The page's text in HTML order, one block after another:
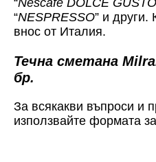
“NESPRESSO” и други.
внос от Италия.
Течна сметана
бр.
За всякакви въпроси и
използвайте формата за